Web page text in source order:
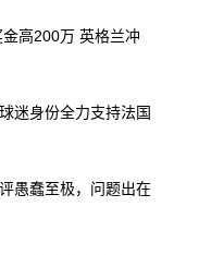
高200万 英格兰冲
迷身份全力支持法国
愚蠢至极，问题出在